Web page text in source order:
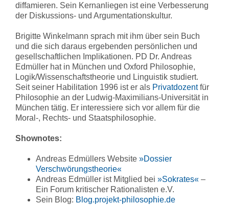
diffamieren. Sein Kernanliegen ist eine Verbesserung
der Diskussions- und Argumentationskultur.
Brigitte Winkelmann sprach mit ihm über sein Buch
und die sich daraus ergebenden persönlichen und
gesellschaftlichen Implikationen. PD Dr. Andreas
Edmüller hat in München und Oxford Philosophie,
Logik/Wissenschaftstheorie und Linguistik studiert.
Seit seiner Habilitation 1996 ist er als Privatdozentfür
Philosophie an der Ludwig-Maximilians-Universität in
München tätig. Er interessiere sich vor allem für die
Moral-, Rechts- und Staatsphilosophie.
Shownotes:
Andreas Edmüllers Website »Dossier
Verschwörungstheorie«
Andreas Edmüller ist Mitglied bei »Sokrates« –
Ein Forum kritischer Rationalisten e.V.
Sein Blog: Blog.projekt-philosophie.de